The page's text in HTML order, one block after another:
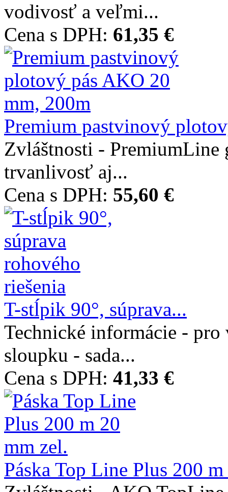
vodivosť a veľmi...
Cena s DPH: 61,35 €
Premium pastvinový
Zvláštnosti -
trvanlivosť aj...
Cena s DPH: 55,60 €
T-stĺpik 90°, súprava...
Technické informácie -
sloupku - sada...
Cena s DPH: 41,33 €
Páska Top Line Plus 200